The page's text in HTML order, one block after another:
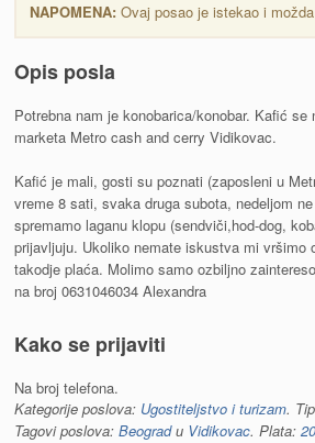
NAPOMENA: Ovaj posao je istekao i
Opis posla
Potrebna nam je konobarica/konobar. Kafić se
marketa Metro cash and cerry Vidikovac.
Kafić je mali, gosti su poznati (zaposleni u
vreme 8 sati, svaka druga subota, nedeljom
spremamo laganu klopu (sendviči,hod-dog,
prijavljuju. Ukoliko nemate iskustva mi vršimo
takodje plaća. Molimo samo ozbiljno
na broj 0631046034 Alexandra
Kako se prijaviti
Na broj telefona.
Kategorije poslova: Ugostiteljstvo i turizam.
Tagovi poslova:Beogradи Vidikovac. Plata: